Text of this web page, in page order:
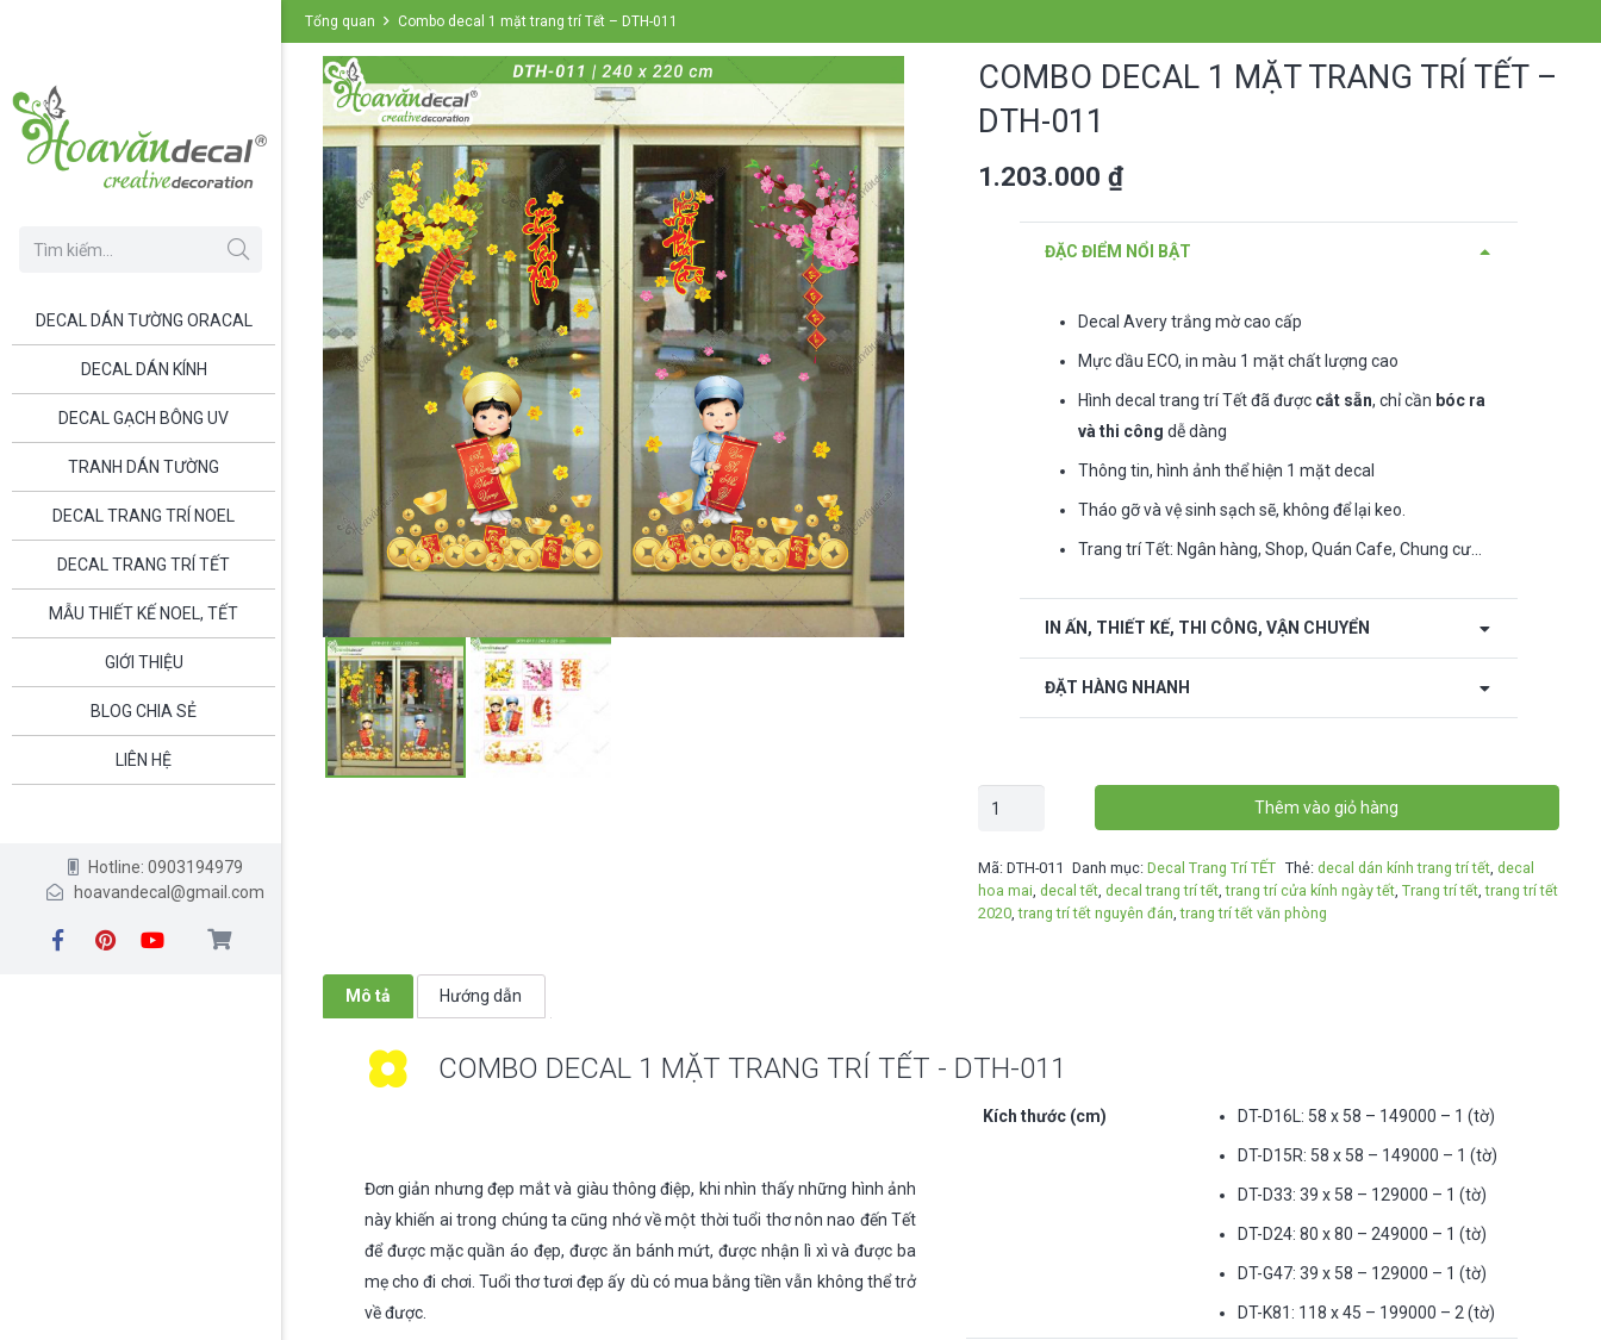
DECAL DÁN TƯỜNG ORACAL
DECAL DÁN KÍNH
DECAL GẠCH BÔNG UV
TRANH DÁN TƯỜNG
DECAL TRANG TRÍ NOEL
DECAL TRANG TRÍ TẾT
MẪU THIẾT KẾ NOEL, TẾT
GIỚI THIỆU
BLOG CHIA SẺ
LIÊN HỆ
Hotline: 0903194979
hoavandecal@gmail.com
Tổng quan Combo decal 1 mặt trang trí Tết – DTH-011
COMBO DECAL 1 MẶT TRANG TRÍ TẾT –
DTH-011
1.203.000₫
ĐẶC ĐIỂM NỔI BẬT
Decal Avery trắng mờ cao cấp
Mực dầu ECO, in màu 1 mặt chất lượng cao
Hình decal trang trí Tết đã được cắt sẵn, chỉ cần bóc ra
và thi công dễ dàng
Thông tin, hình ảnh thể hiện 1 mặt decal
Tháo gỡ và vệ sinh sạch sẽ, không để lại keo.
Trang trí Tết: Ngân hàng, Shop, Quán Cafe, Chung cư…
IN ẤN, THIẾT KẾ, THI CÔNG, VẬN CHUYỂN
ĐẶT HÀNG NHANH
Combo
1
mặt
trang
011
số
Thêm vào giỏ hàng
Mã:DTH-011 Danh mục:Decal Trang Trí TẾT Thẻ: decal dán kính trang trí tết, decal
hoa mai,decal tết,decal trang trí tết,trang trí cửa kính ngày tết,Trang trí tết,trang trí tết
2020,trang trí tết nguyên đán,trang trí tết văn phòng
Mô tả Hướng dẫn
COMBO DECAL 1 MẶT TRANG TRÍ TẾT - DTH-011
Đơn giản nhưng đẹp mắt và giàu thông điệp, khi nhìn thấy những hình ảnh
này khiến ai trong chúng ta cũng nhớ về một thời tuổi thơ nôn nao đến Tết
để được mặc quần áo đẹp, được ăn bánh mứt, được nhận lì xì và được ba
mẹ cho đi chơi. Tuổi thơ tươi đẹp ấy dù có mua bằng tiền vẫn không thể trở
về được.
Kích thước (cm) DT-D16L: 58 x 58 – 149000 – 1 (tờ)
DT-D15R: 58 x 58 – 149000 – 1 (tờ)
DT-D33: 39 x 58 – 129000 – 1 (tờ)
DT-D24: 80 x 80 – 249000 – 1 (tờ)
DT-G47: 39 x 58 – 129000 – 1 (tờ)
DT-K81: 118 x 45 – 199000 – 2 (tờ)